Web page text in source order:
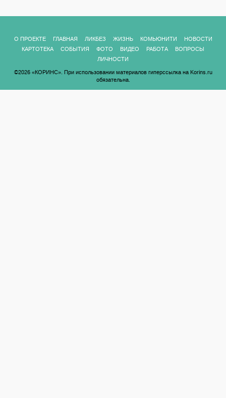
О ПРОЕКТЕ ГЛАВНАЯ ЛИКБЕЗ ЖИЗНЬ КОМЬЮНИТИ
НОВОСТИ
КАРТОТЕКА
СОБЫТИЯ ФОТО ВИДЕО РАБОТА
ВОПРОСЫ
ЛИЧНОСТИ
©2026 «КОРИНС». При использовании материалов гиперссылка на Korins.ru
обязательна.